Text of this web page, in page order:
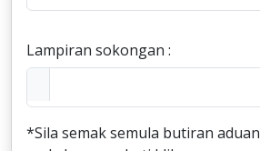
Lampiran sokongan :
*Sila semak semula butiran